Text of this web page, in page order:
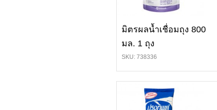
มิตรผลน้ำเชื่อมถุง 800
มล. 1 ถุง
SKU: 738336